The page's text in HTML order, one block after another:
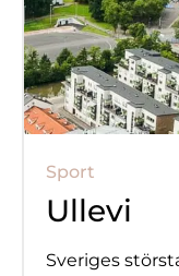
Sport
Ullevi
Sveriges